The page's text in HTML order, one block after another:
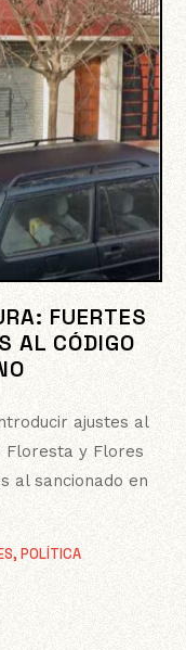
FUERTES
AL CÓDIGO
,POLÍTICA
ajustes al
Floresta y Flores
al sancionado en